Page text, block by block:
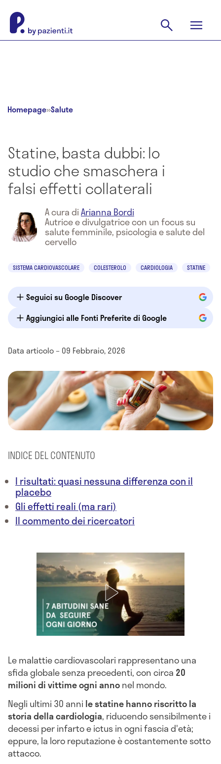
Homepage»Salute
Statine, basta dubbi: lo
studio che smaschera i
falsi effetti collaterali
A cura diArianna Bordi
Autrice e divulgatrice con un focus su
salute femminile, psicologia e salute del
cervello
SISTEMA CARDIOVASCOLARE COLESTEROLO CARDIOLOGIA STATINE
Seguici su Google Discover
Aggiungici alle Fonti Preferite di Google
Data articolo – 09 Febbraio, 2026
INDICE DEL CONTENUTO
I risultati: quasi nessuna differenza con il
placebo
Gli effetti reali (ma rari)
Il commento dei ricercatori
Le malattie cardiovascolari rappresentano una
sfida globale senza precedenti, con circa 20
milioni di vittime ogni annonel mondo.
Negli ultimi 30 anni le statine hanno riscritto la
storia della cardiologia, riducendo sensibilmente i
decessi per infarto e ictus in ogni fascia d'età;
eppure, la loro reputazione è costantemente sotto
attacco.